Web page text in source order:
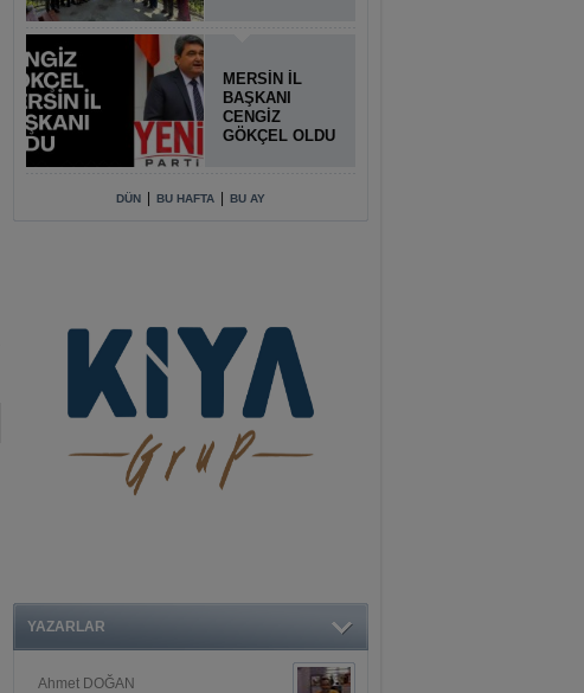
MERSİN İL
BAŞKANI
CENGİZ
GÖKÇEL OLDU
DÜN BU HAFTA BU AY
YAZARLAR
Ahmet DOĞAN